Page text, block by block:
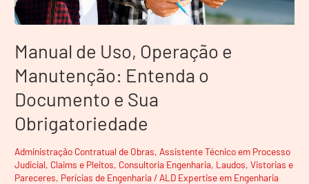
Manual de Uso, Operação e
Manutenção: Entenda o
Documento e Sua
Obrigatoriedade
Administração Contratual de Obras, Assistente Técnico em Processo
Judicial, Claims e Pleitos, Consultoria Engenharia, Laudos, Vistorias e
Pareceres, Perícias de Engenharia / ALD Expertise em Engenharia
Sua
Obrigatoriedade